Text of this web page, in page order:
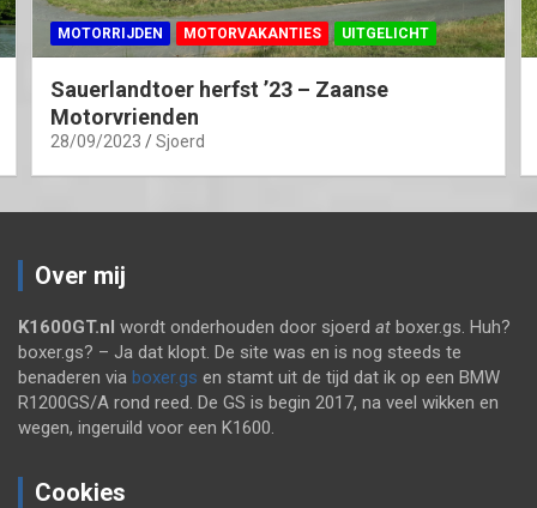
MOTORRIJDEN MOTORVAKANTIES UITGELICHT
Sauerlandtoer herfst ’23 – Zaanse
Motorvrienden
28/09/2023 Sjoerd
Over mij
K1600GT.nl wordt onderhouden door sjoerd at boxer.gs. Huh?
boxer.gs? – Ja dat klopt. De site was en is nog steeds te
benaderen via boxer.gs en stamt uit de tijd dat ik op een BMW
R1200GS/A rond reed. De GS is begin 2017, na veel wikken en
wegen, ingeruild voor een K1600.
Cookies